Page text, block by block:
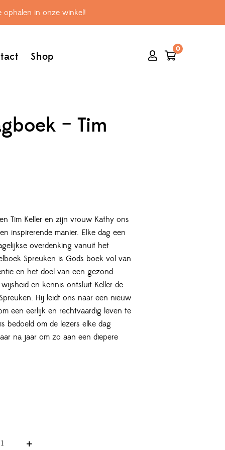
ophalen in onze winkel!
Shop
0
– Tim
Tim Keller en zijn vrouw Kathy ons
inspirerende manier. Elke dag een
overdenking vanuit het
Spreuken is Gods boek vol van
en het doel van een gezond
en kennis ontsluit Keller de
Hij leidt ons naar een nieuw
een eerlijk en rechtvaardig leven te
bedoeld om de lezers elke dag
na jaar om zo aan een diepere